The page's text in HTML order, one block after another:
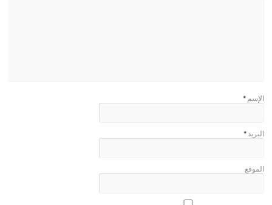
الإسم *
البريد*
الموقع